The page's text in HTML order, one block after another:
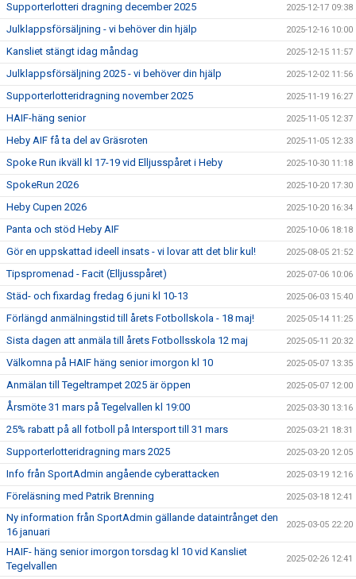
Supporterlotteri dragning december 2025 2025-12-17 09:38
Julklappsförsäljning - vi behöver din hjälp 2025-12-16 10:00
Kansliet stängt idag måndag 2025-12-15 11:57
Julklappsförsäljning 2025 - vi behöver din hjälp 2025-12-02 11:56
Supporterlotteridragning november 2025 2025-11-19 16:27
HAIF-häng senior 2025-11-05 12:37
Heby AIF få ta del av Gräsroten 2025-11-05 12:33
Spoke Run ikväll kl 17-19 vid Elljusspåret i Heby 2025-10-30 11:18
SpokeRun 2026 2025-10-20 17:30
Heby Cupen 2026 2025-10-20 16:34
Panta och stöd Heby AIF 2025-10-06 18:18
Gör en uppskattad ideell insats - vi lovar att det blir kul! 2025-08-05 21:52
Tipspromenad - Facit (Elljusspåret) 2025-07-06 10:06
Städ- och fixardag fredag 6 juni kl 10-13 2025-06-03 15:40
Förlängd anmälningstid till årets Fotbollskola - 18 maj! 2025-05-14 11:25
Sista dagen att anmäla till årets Fotbollsskola 12 maj 2025-05-11 20:32
Välkomna på HAIF häng senior imorgon kl 10 2025-05-07 13:35
Anmälan till Tegeltrampet 2025 är öppen 2025-05-07 12:00
Årsmöte 31 mars på Tegelvallen kl 19:00 2025-03-30 13:16
25% rabatt på all fotboll på Intersport till 31 mars 2025-03-21 18:31
Supporterlotteridragning mars 2025 2025-03-20 12:05
Info från SportAdmin angående cyberattacken 2025-03-19 12:16
Föreläsning med Patrik Brenning 2025-03-18 12:41
Ny information från SportAdmin gällande dataintrånget den
16 januari
2025-03-05 22:20
HAIF- häng senior imorgon torsdag kl 10 vid Kansliet
Tegelvallen
2025-02-26 12:41